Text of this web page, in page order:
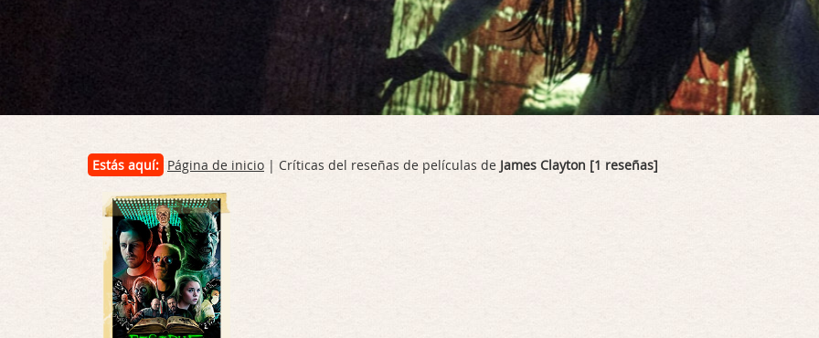
Estás aquí: Página de inicio | Críticas del reseñas de películas de James Clayton [1 reseñas]